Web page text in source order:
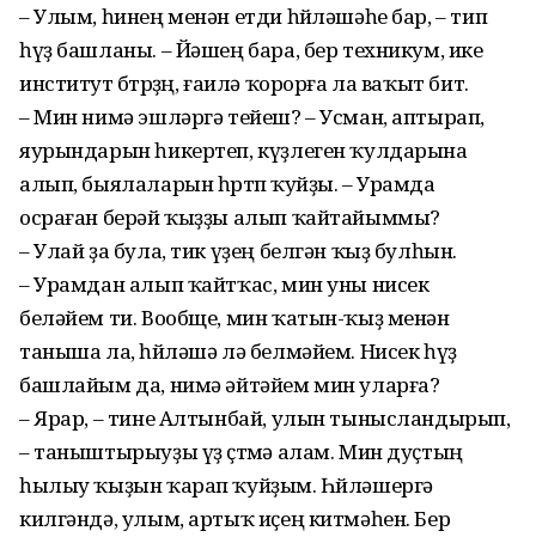
– Улым, һинең менән етди һөйләшәһе бар, – тип
һүҙ баш­ланы. – Йәшең бара, бер техни­кум, ике
институт бөтөрҙөң, ғаилә ҡорорға ла ваҡыт бит.
– Мин нимә эшләргә тейеш? – Усман, аптырап,
яурындарын һикертеп, күҙлеген ҡулдарына
алып, быялаларын һөртөп ҡуй­ҙы. – Урамда
осраған берәй ҡыҙҙы алып ҡайтайыммы?
– Улай ҙа була, тик үҙең бел­гән ҡыҙ булһын.
– Урамдан алып ҡайтҡас, мин уны нисек
беләйем ти. Вообще, мин ҡатын-ҡыҙ менән
таныша ла, һөйләшә лә белмәйем. Нисек һүҙ
башлайым да, нимә әйтәйем мин уларға?
– Ярар, – тине Алтынбай, улын тынысландырып,
– таныш­тырыуҙы үҙ өҫтөмә алам. Мин дуҫтың
һылыу ҡыҙын ҡарап ҡуйҙым. Һөйләшергә
килгәндә, улым, артыҡ иҫең китмәһен. Бер